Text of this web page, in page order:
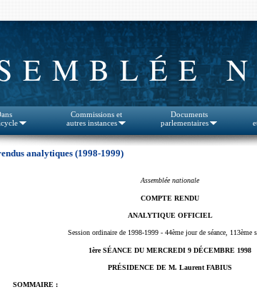
Commissions et
autres instances
Documents
parlementaires
analytiques (1998-1999)
Assemblée nationale
COMPTE RENDU
ANALYTIQUE OFFICIEL
Session ordinaire de 1998-1999 - 44ème jour de séance, 113ème
1ère SÉANCE DU MERCREDI 9 DÉCEMBRE 1998
PRÉSIDENCE DE M. Laurent FABIUS
SOMMAIRE :